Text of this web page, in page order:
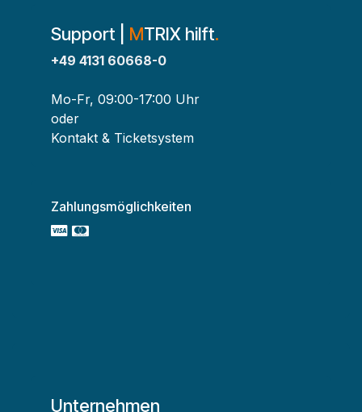
Support | MTRIX hilft.
+49 4131 60668-0
Mo-Fr, 09:00-17:00 Uhr
oder
Kontakt & Ticketsystem
Zahlungsmöglichkeiten
Unternehmen